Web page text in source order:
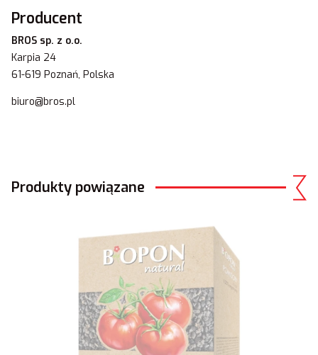
Producent
BROS sp. z o.o.
Karpia 24
61-619 Poznań, Polska
biuro@bros.pl
Produkty powiązane